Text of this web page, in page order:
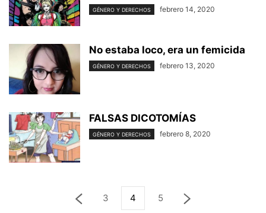
GÉNERO Y DERECHOS febrero 14, 2020
No estaba loco, era un femicida
GÉNERO Y DERECHOS febrero 13, 2020
FALSAS DICOTOMÍAS
GÉNERO Y DERECHOS febrero 8, 2020
3 4 5